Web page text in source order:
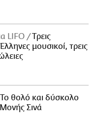
LIFO
Tρεις
μουσικοί, τρεις
θολό και δύσκολο
Σινά